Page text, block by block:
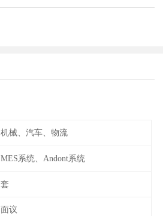
机械、汽车、物流
MES系统、Andont系统
套
面议